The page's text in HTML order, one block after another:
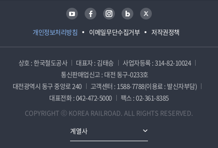
개인정보처리방침 이메일무단수집거부 저작권정책
유튜브 페이스북 인스타그램 블로그 트위터
상호 : 한국철도공사 대표자 : 김태승
사업자등록 : 314-82-10024
통신판매업신고 : 대전 동구-0233호
대전광역시 동구 중앙로 240
고객센터 : 1588-7788(이용료 : 발신자부담)
대표전화 : 042-472-5000
팩스 : 02-361-8385
COPYRIGHT ⓒ KOREA RAILROAD. ALL RIGHTS RESERVED.
계열사